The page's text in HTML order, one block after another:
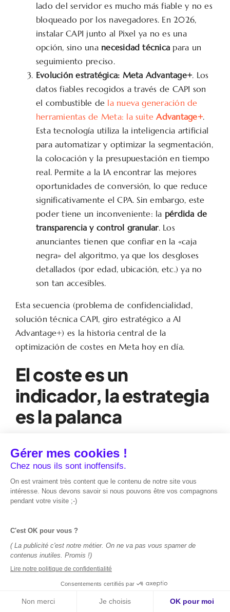
lado del servidor es mucho más fiable y no es
bloqueado por los navegadores. En 2026,
instalar CAPI junto al Pixel ya no es una
opción, sino una necesidad técnica para un
seguimiento preciso.
Evolución estratégica: Meta Advantage+. Los
datos fiables recogidos a través de CAPI son
el combustible de la nueva generación de
herramientas de Meta: la suiteAdvantage+.
Esta tecnología utiliza la inteligencia artificial
para automatizar y optimizar la segmentación,
la colocación y la presupuestación en tiempo
real. Permite a la IA encontrar las mejores
oportunidades de conversión, lo que reduce
significativamente el CPA. Sin embargo, este
poder tiene un inconveniente: la pérdida de
transparencia y control granular. Los
anunciantes tienen que confiar en la «caja
negra» del algoritmo, ya que los desgloses
detallados (por edad, ubicación, etc.) ya no
son tan accesibles.
Esta secuencia (problema de confidencialidad,
solución técnica CAPI, giro estratégico a AI
Advantage+) es la historia central de la
optimización de costes en Meta hoy en día.
El coste es un
indicador, la estrategia
es la palanca
El coste de la publicidad en Facebook no es una
fatalidad, sino el resultado directo de una
estrategia aplicada. Refleja la calidad de tu
segmentación, la relevancia de tus anuncios y tu
más rentable.
En 2026, el rendimiento en Meta Ads ya no
dependerá de la microgestión de las pujas, sino del
dominio de tres pilares:una arquitectura de
tracking impecable (CAPI), una creatividad